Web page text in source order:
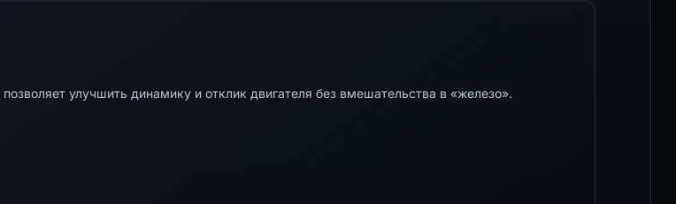
позволяет улучшить динамику и отклик двигателя без вмешательства в «железо».